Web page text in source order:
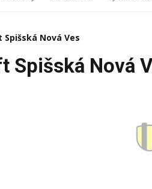
Spišská Nová Ves
Spišská Nová